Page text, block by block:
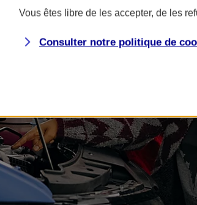
Vous êtes libre de les accepter, de les
Consulter notre politique de